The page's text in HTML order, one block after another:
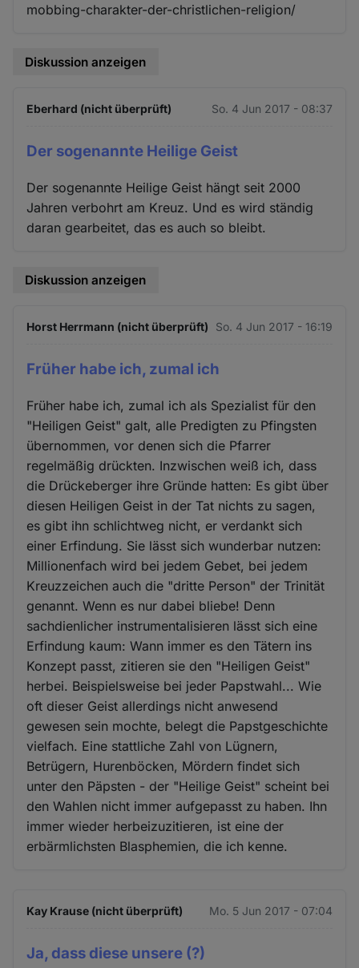
mobbing-charakter-der-christlichen-religion/
Diskussion anzeigen
Eberhard (nicht überprüft) So. 4 Jun 2017 - 08:37
Der sogenannte Heilige Geist
Der sogenannte Heilige Geist hängt seit 2000
Jahren verbohrt am Kreuz. Und es wird ständig
daran gearbeitet, das es auch so bleibt.
Diskussion anzeigen
Horst Herrmann (nicht überprüft) So. 4 Jun 2017 - 16:19
Früher habe ich, zumal ich
Früher habe ich, zumal ich als Spezialist für den
"Heiligen Geist" galt, alle Predigten zu Pfingsten
übernommen, vor denen sich die Pfarrer
regelmäßig drückten. Inzwischen weiß ich, dass
die Drückeberger ihre Gründe hatten: Es gibt über
diesen Heiligen Geist in der Tat nichts zu sagen,
es gibt ihn schlichtweg nicht, er verdankt sich
einer Erfindung. Sie lässt sich wunderbar nutzen:
Millionenfach wird bei jedem Gebet, bei jedem
Kreuzzeichen auch die "dritte Person" der Trinität
genannt. Wenn es nur dabei bliebe! Denn
sachdienlicher instrumentalisieren lässt sich eine
Erfindung kaum: Wann immer es den Tätern ins
Konzept passt, zitieren sie den "Heiligen Geist"
herbei. Beispielsweise bei jeder Papstwahl... Wie
oft dieser Geist allerdings nicht anwesend
gewesen sein mochte, belegt die Papstgeschichte
vielfach. Eine stattliche Zahl von Lügnern,
Betrügern, Hurenböcken, Mördern findet sich
unter den Päpsten - der "Heilige Geist" scheint bei
den Wahlen nicht immer aufgepasst zu haben. Ihn
immer wieder herbeizuzitieren, ist eine der
erbärmlichsten Blasphemien, die ich kenne.
Kay Krause (nicht überprüft) Mo. 5 Jun 2017 - 07:04
Ja, dass diese unsere (?)